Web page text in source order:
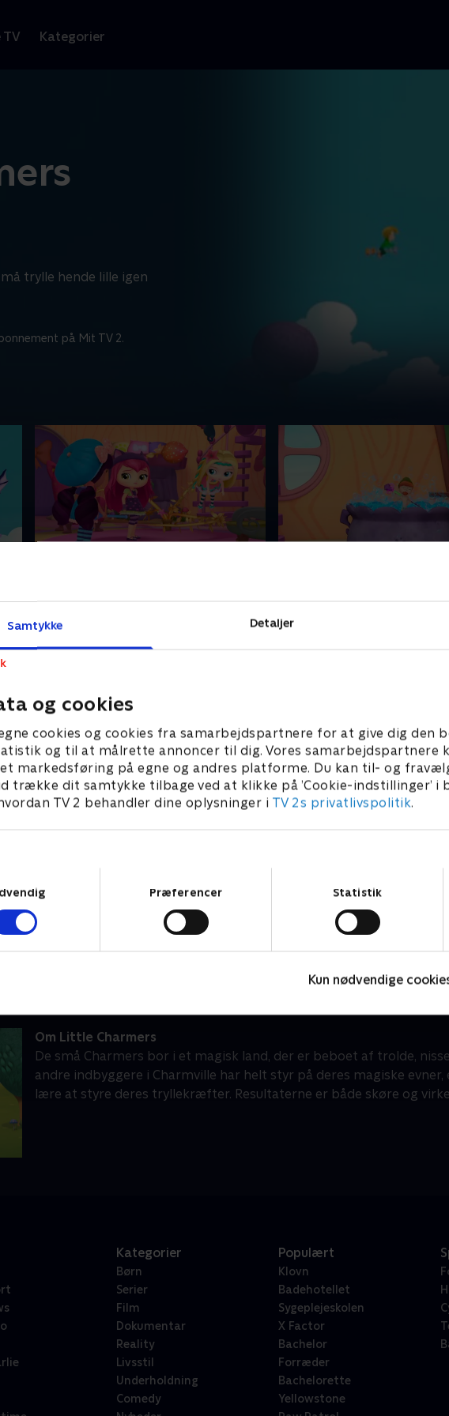
Samtykke Detaljer
og cookies
cookies og cookies fra samarbejdspartnere for at give dig den
og til at målrette annoncer til dig. Vores samarbejdspartnere
markedsføring på egne og andres platforme. Du kan til- og
trække dit samtykke tilbage ved at klikke på ’Cookie-indstillinger’ i
TV 2 behandler dine oplysninger i TV 2s privatlivspolitik.
Præferencer Statistik
Kun nødvendige
TV Kategorier
trylle hende lille igen
på Mit TV 2.
1. januar 2019 • 22 min
kommer til at ødelægge
Jungle Banden
Børneserier • 2 sæsoner
Om Little Charmers
De små Charmers bor i et magisk land, der er beboet af trolde,
andre indbyggere i Charmville har helt styr på deres magiske
lære at styre deres tryllekræfter. Resultaterne er både skøre og
Kategorier
Børn
Serier
Film
Dokumentar
Reality
Livsstil
Underholdning
Comedy
Populært
Klovn
Badehotellet
Sygeplejeskolen
X Factor
Bachelor
Forræder
Bachelorette
Yellowstone